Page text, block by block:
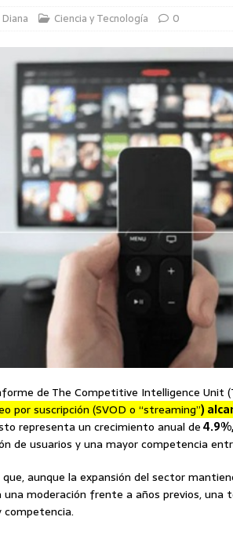
Diana Ciencia y Tecnología 0
de The Competitive Intelligence Unit
por suscripción (SVOD o “streaming”)
representa un crecimiento anual de4.9%,
de usuarios y una mayor competencia
aunque la expansión del sector
moderación frente a años previos, una
competencia.